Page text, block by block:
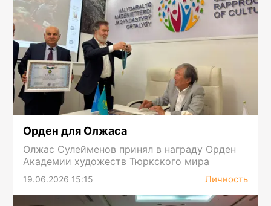
Орден для Олжаса
Олжас Сулейменов принял в награду Орден
Академии художеств Тюркского мира
19.06.2026 15:15 Личность